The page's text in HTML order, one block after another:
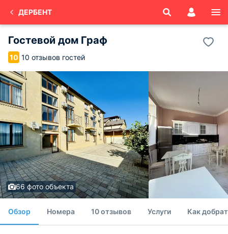
ДЕРБЕНТ
Гостевой дом Граф
10 10 отзывов гостей
66 фото объекта
Обзор Номера 10 отзывов Услуги Как